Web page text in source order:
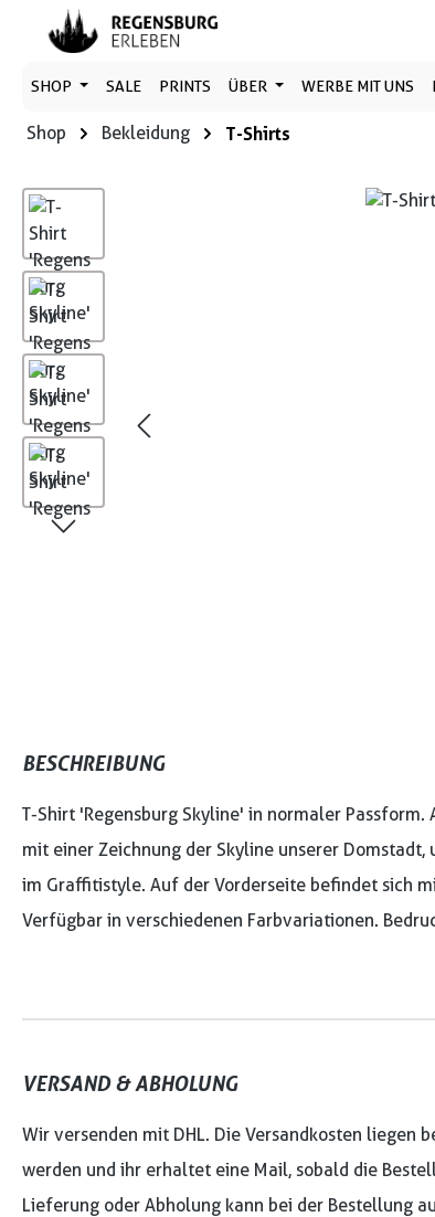
Hauptinhalt springen
Zur Suche springen
Zur Hauptnavigation springen
SHOP SALE PRINTS ÜBER WERBE MIT UNS
Shop Bekleidung T-Shirts
Bildergalerie überspringen
BESCHREIBUNG
T-Shirt 'Regensburg Skyline' in normaler
mit einer Zeichnung der Skyline unserer
im Graffitistyle. Auf der Vorderseite befindet sich
Verfügbar in verschiedenen Farbvariationen.
VERSAND & ABHOLUNG
Wir versenden mit DHL. Die Versandkosten liegen
werden und ihr erhaltet eine Mail, sobald die
Lieferung oder Abholung kann bei der Bestellung